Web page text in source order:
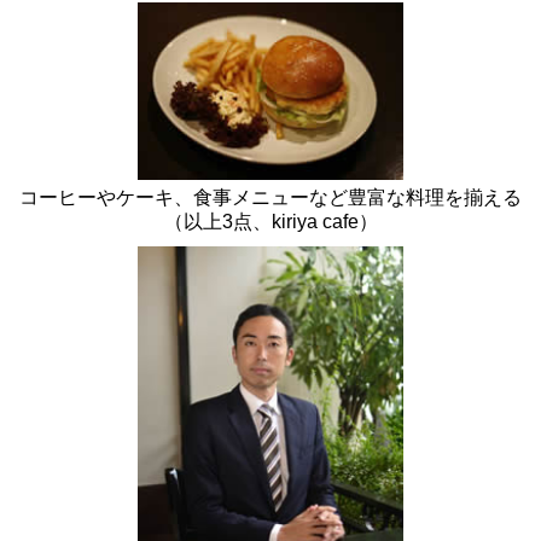
コーヒーやケーキ、食事メニューなど豊富な料理を揃える
（以上3点、kiriya cafe）